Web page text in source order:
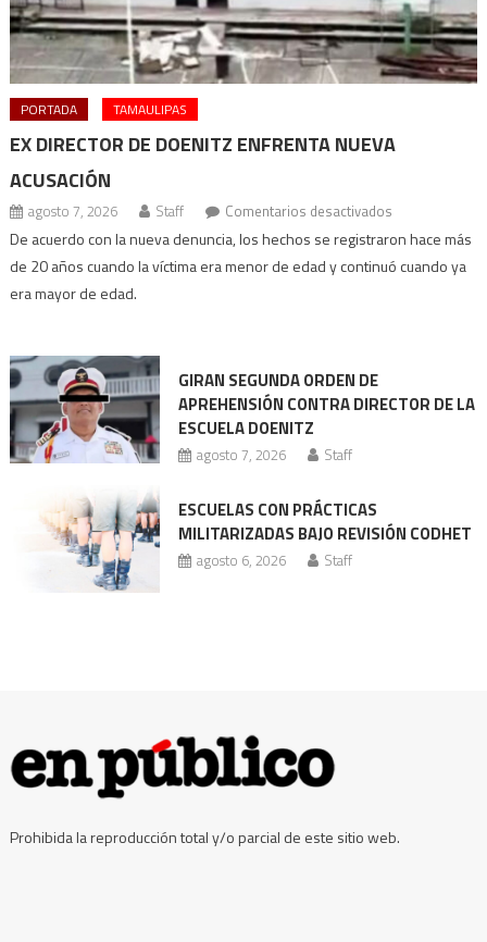
PORTADA TAMAULIPAS
EX DIRECTOR DE DOENITZ ENFRENTA NUEVA
ACUSACIÓN
agosto 7, 2026 Staff Comentarios desactivadosen
Ex
director
De acuerdo con la nueva denuncia, los hechos se registraron hace más
de 20 años cuando la víctima era menor de edad y continuó cuando ya
era mayor de edad.
GIRAN SEGUNDA ORDEN DE
APREHENSIÓN CONTRA DIRECTOR DE LA
ESCUELA DOENITZ
agosto 7, 2026 Staff
ESCUELAS CON PRÁCTICAS
MILITARIZADAS BAJO REVISIÓN CODHET
agosto 6, 2026 Staff
Prohibida la reproducción total y/o parcial de este sitio web.